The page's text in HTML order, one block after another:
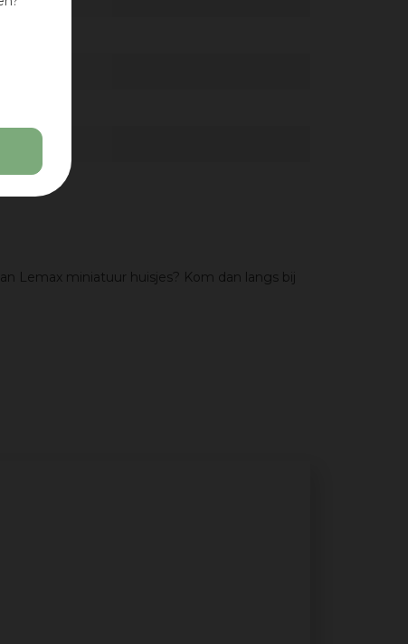
Lemax miniatuur huisjes? Kom dan langs bij